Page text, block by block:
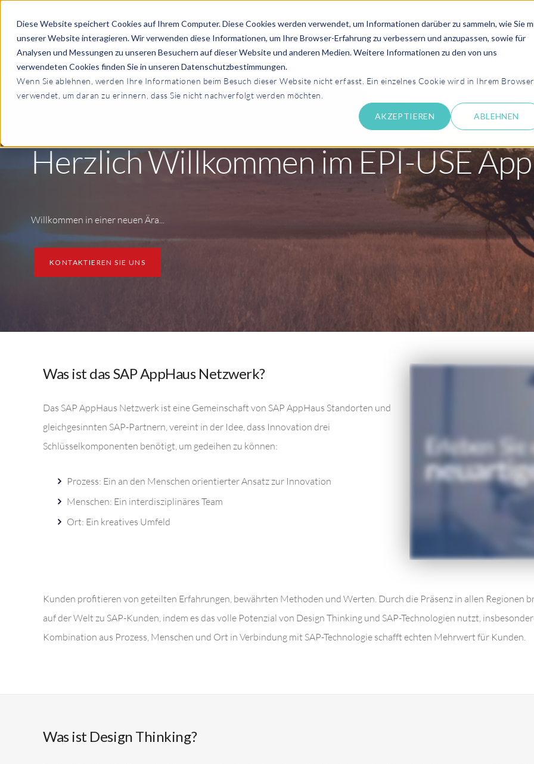
Diese Website speichert Cookies auf Ihrem Computer. Diese Cookies werden verwendet, um Informationen darüber zu sammeln, wie Sie
unserer Website interagieren. Wir verwenden diese Informationen, um Ihre Browser-Erfahrung zu verbessern und anzupassen, sowie für
Analysen und Messungen zu unseren Besuchern auf dieser Website und anderen Medien. Weitere Informationen zu den von uns
verwendeten Cookies finden Sie in unseren Datenschutzbestimmungen.
Wenn Sie ablehnen, werden Ihre Informationen beim Besuch dieser Website nicht erfasst. Ein einzelnes Cookie wird in Ihrem Browser
verwendet, um daran zu erinnern, dass Sie nicht nachverfolgt werden möchten.
AKZEPTIEREN ABLEHNEN
SERVICES PRODUKTE ANGEBOT ANFRAGEN MEDIATHEK
Herzlich Willkommen im EPI-USE
Willkommen in einer neuen Ära...
KONTAKTIEREN SIE UNS
Was ist das SAP AppHaus Netzwerk?
Das SAP AppHaus Netzwerk ist eine Gemeinschaft von SAP AppHaus Standorten und
gleichgesinnten SAP-Partnern, vereint in der Idee, dass Innovation drei
Schlüsselkomponenten benötigt, um gedeihen zu können:
Prozess: Ein an den Menschen orientierter Ansatz zur Innovation
Menschen: Ein interdisziplinäres Team
Ort: Ein kreatives Umfeld
Kunden profitieren von geteilten Erfahrungen, bewährten Methoden und Werten. Durch die Präsenz in allen Regionen
auf der Welt zu SAP-Kunden, indem es das volle Potenzial von Design Thinking und SAP-Technologien nutzt,
Kombination aus Prozess, Menschen und Ort in Verbindung mit SAP-Technologie schafft echten Mehrwert für Kunden.
Was ist Design Thinking?